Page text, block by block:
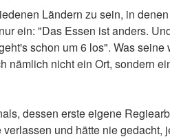
Ländern zu sein, in
ein: "Das Essen ist anders.
schon um 6 los". Was
nicht ein Ort, sondern
dessen erste eigene
und hätte nie